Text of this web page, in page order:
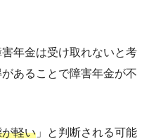
年金は受け取れないと考
あることで障害年金が不
軽い 」と判断される可能